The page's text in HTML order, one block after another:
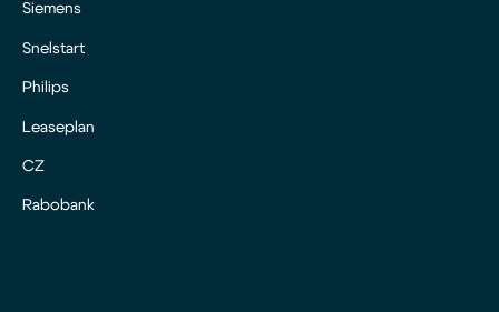
Siemens
Snelstart
Philips
Leaseplan
CZ
Rabobank